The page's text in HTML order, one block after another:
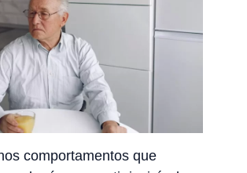
comportamentos que